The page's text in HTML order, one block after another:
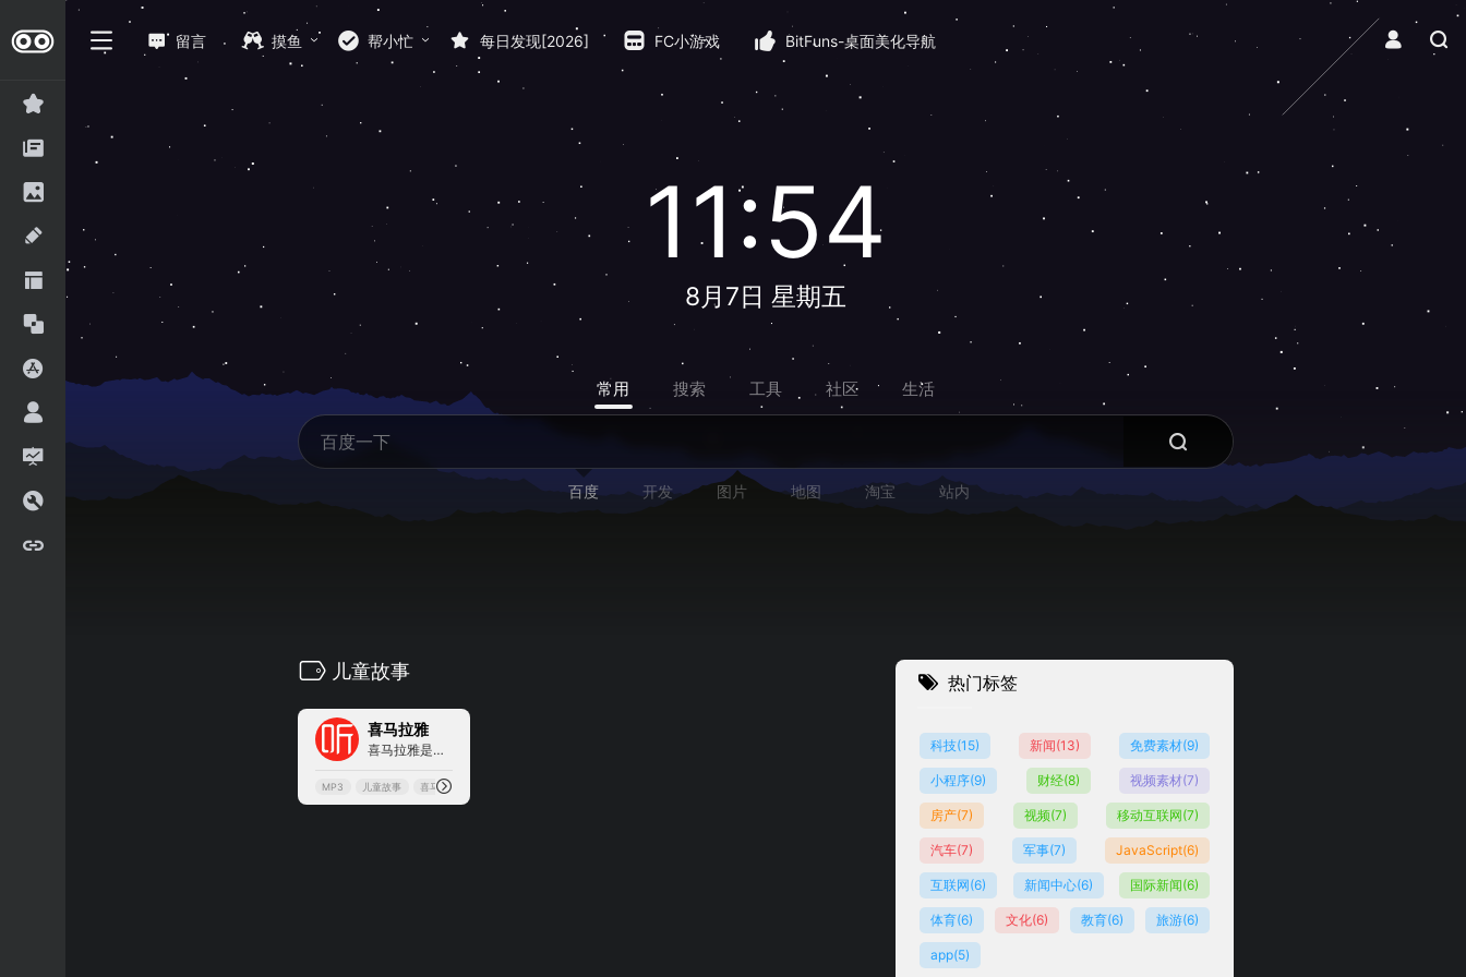
留言 摸鱼 帮小忙 每日发现[2026] FC小游戏 BitFuns-桌面美化导航
11:54
8月7日 星期五
常用 搜索 工具 社区 生活
百度 开发 图片 地图 淘宝 站内
儿童故事
喜马拉雅
喜马拉雅是专业的音频分享平...
MP3 儿童故事 喜马拉雅
热门标签
科技(15) 新闻(13) 免费素材(9)
小程序(9) 财经(8) 视频素材(7)
房产(7) 视频(7) 移动互联网(7)
汽车(7) 军事(7) JavaScript(6)
互联网(6) 新闻中心(6) 国际新闻(6)
体育(6) 文化(6) 教育(6) 旅游(6)
app(5)